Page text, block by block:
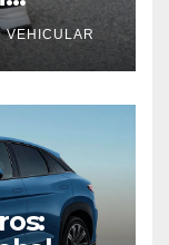
VEHICULAR